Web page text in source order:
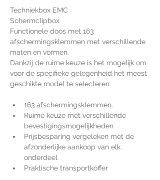
Techniekbox EMC
Schermclipbox
Functionele doos met 163
afschermingsklemmen met verschillende
maten en vormen.
Dankzij de ruime keuze is het mogelijk om
voor de specifieke gelegenheid het meest
geschikte model te selecteren.
163 afschermingsklemmen.
Ruime keuze met verschillende
bevestigingsmogelijkheden
Prijsbesparing vergeleken met de
afzonderlijke aankoop van elk
onderdeel
Praktische transportkoffer